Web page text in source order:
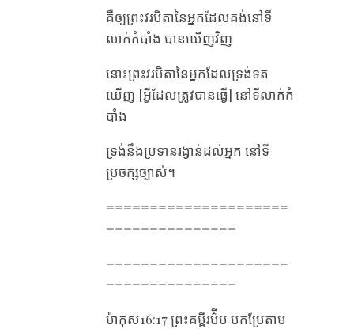
គឺ​ឲ្យ​ព្រះវរបិតា​នៃ​អ្នកដែល​គង់​នៅ​ទី​
លាក់​កំបាំង បាន​ឃើញ​វិញ
នោះ​ព្រះវរបិតា​នៃ​អ្នកដែល​ទ្រង់​ទត​
ឃើញ​ [អ្វីដែលត្រូវបានធ្វើ] នៅ​ទី​លាក់​កំ
បាំង
ទ្រង់​នឹង​ប្រទាន​រង្វាន់​ដល់​អ្នក នៅ​ទី​
ប្រចក្ស​ច្បាស់។
=====================
===============
=====================
===============
ម៉ាកុស16:17 ព្រះគម្ពីរប៌ីប បកប្រែតាម